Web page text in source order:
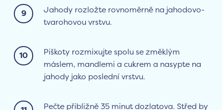
Jahody rozložte rovnoměrně na jahodovo-
tvarohovou vrstvu.
Piškoty rozmixujte spolu se změklým
máslem, mandlemi a cukrem a nasypte na
jahody jako poslední vrstvu.
Pečte přibližně 35 minut dozlatova. Střed by